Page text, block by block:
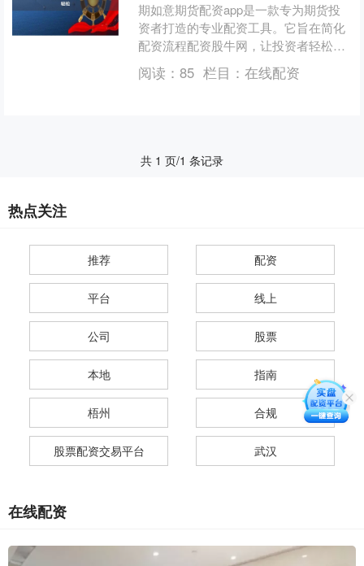
期如意期货配资app是一款专为期货投
资者打造的专业配资工具。它旨在简化
配资流程配资股牛网，让投资者轻松获
得资金杠杆，提升投资收益。 * **降低
风险：**配资平....
阅读： 85 栏目： 在线配资
共 1 页/1 条记录
热点关注
推荐 配资
平台 线上
公司 股票
本地 指南
梧州 合规
股票配资交易平台 武汉
在线配资